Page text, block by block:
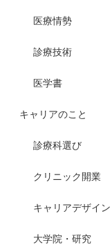
医療情勢
診療技術
医学書
キャリアのこと
診療科選び
クリニック開業
キャリアデザイン
大学院・研究